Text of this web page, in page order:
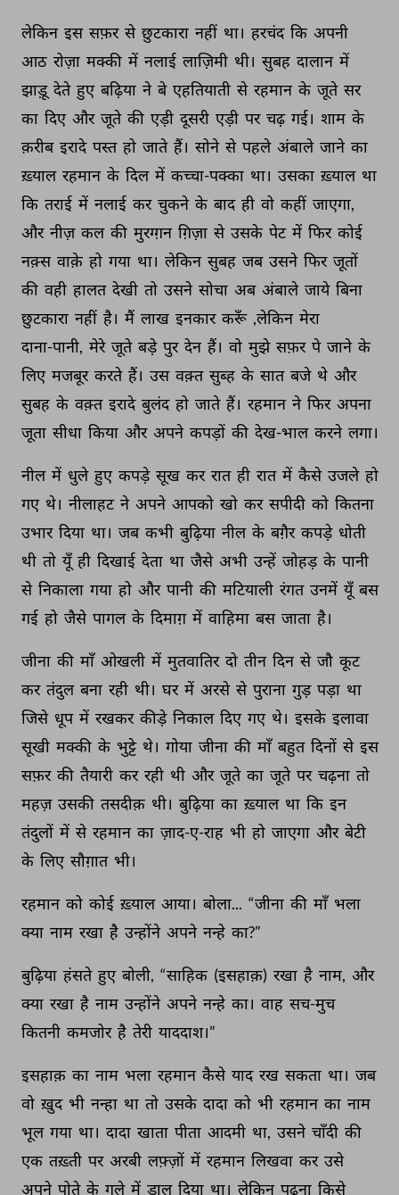
लेकिन इस सफ़र से छुटकारा नहीं था। हरचंद कि अपनी
आठ रोज़ा मक्की में नलाई लाज़िमी थी। सुबह दालान में
झाड़ू देते हुए बढ़िया ने बे एहतियाती से रहमान के जूते सर
का दिए और जूते की एड़ी दूसरी एड़ी पर चढ़ गई। शाम के
क़रीब इरादे पस्त हो जाते हैं। सोने से पहले अंबाले जाने का
ख़्याल रहमान के दिल में कच्चा-पक्का था। उसका ख़्याल था
कि तराई में नलाई कर चुकने के बाद ही वो कहीं जाएगा,
और नीज़ कल की मुरग्ग़न ग़िज़ा से उसके पेट में फिर कोई
नक़्स वाक़े हो गया था। लेकिन सुबह जब उसने फिर जूतों
की वही हालत देखी तो उसने सोचा अब अंबाले जाये बिना
छुटकारा नहीं है। मैं लाख इनकार करूँ ,लेकिन मेरा
दाना-पानी, मेरे जूते बड़े पुर देन हैं। वो मुझे सफ़र पे जाने के
लिए मजबूर करते हैं। उस वक़्त सुब्ह के सात बजे थे और
सुबह के वक़्त इरादे बुलंद हो जाते हैं। रहमान ने फिर अपना
जूता सीधा किया और अपने कपड़ों की देख-भाल करने लगा।
नील में धुले हुए कपड़े सूख कर रात ही रात में कैसे उजले हो
गए थे। नीलाहट ने अपने आपको खो कर सपीदी को कितना
उभार दिया था। जब कभी बुढ़िया नील के बग़ैर कपड़े धोती
थी तो यूँ ही दिखाई देता था जैसे अभी उन्हें जोहड़ के पानी
से निकाला गया हो और पानी की मटियाली रंगत उनमें यूँ बस
गई हो जैसे पागल के दिमाग़ में वाहिमा बस जाता है।
जीना की माँ ओखली में मुतवातिर दो तीन दिन से जौ कूट
कर तंदुल बना रही थी। घर में अरसे से पुराना गुड़ पड़ा था
जिसे धूप में रखकर कीड़े निकाल दिए गए थे। इसके इलावा
सूखी मक्की के भुट्टे थे। गोया जीना की माँ बहुत दिनों से इस
सफ़र की तैयारी कर रही थी और जूते का जूते पर चढ़ना तो
महज़ उसकी तसदीक़ थी। बुढ़िया का ख़्याल था कि इन
तंदुलों में से रहमान का ज़ाद-ए-राह भी हो जाएगा और बेटी
के लिए सौग़ात भी।
रहमान को कोई ख़्याल आया। बोला... “जीना की माँ भला
क्या नाम रखा है उन्होंने अपने नन्हे का?”
बुढ़िया हंसते हुए बोली, “साहिक (इसहाक़) रखा है नाम, और
क्या रखा है नाम उन्होंने अपने नन्हे का। वाह सच-मुच
कितनी कमजोर है तेरी याददाश।”
इसहाक़ का नाम भला रहमान कैसे याद रख सकता था। जब
वो ख़ुद भी नन्हा था तो उसके दादा को भी रहमान का नाम
भूल गया था। दादा खाता पीता आदमी था, उसने चाँदी की
एक तख़्ती पर अरबी लफ़्ज़ों में रहमान लिखवा कर उसे
अपने पोते के गले में डाल दिया था। लेकिन पढ़ना किसे